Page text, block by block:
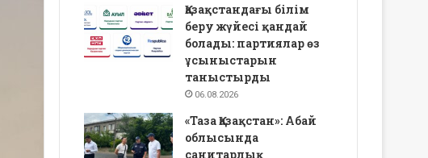
Қазақстандағы білім
беру жүйесі қандай
болады: партиялар өз
ұсыныстарын
таныстырды
06.08.2026
«Таза Қазақстан»: Абай
облысында
санитарлық